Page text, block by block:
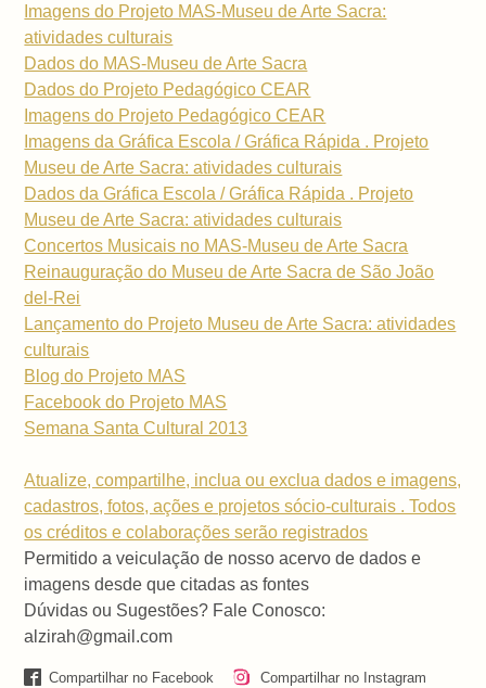
Imagens do Projeto MAS-Museu de Arte Sacra:
atividades culturais
Dados do MAS-Museu de Arte Sacra
Dados do Projeto Pedagógico CEAR
Imagens do Projeto Pedagógico CEAR
Imagens da Gráfica Escola / Gráfica Rápida . Projeto
Museu de Arte Sacra: atividades culturais
Dados da Gráfica Escola / Gráfica Rápida . Projeto
Museu de Arte Sacra: atividades culturais
Concertos Musicais no MAS-Museu de Arte Sacra
Reinauguração do Museu de Arte Sacra de São João
del-Rei
Lançamento do Projeto Museu de Arte Sacra: atividades
culturais
Blog do Projeto MAS
Facebook do Projeto MAS
Semana Santa Cultural 2013
Atualize, compartilhe, inclua ou exclua dados e imagens,
cadastros, fotos, ações e projetos sócio-culturais . Todos
os créditos e colaborações serão registrados
Permitido a veiculação de nosso acervo de dados e
imagens desde que citadas as fontes
Dúvidas ou Sugestões? Fale Conosco:
alzirah@gmail.com
Compartilhar no Facebook
Compartilhar no Instagram